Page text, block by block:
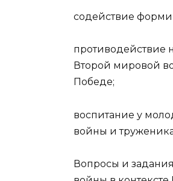
содействие
противодействие
Второй мировой
Победе;
воспитание у
войны и
Вопросы и